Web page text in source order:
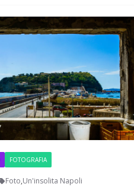
FOTOGRAFIA
Foto,Un'insolita Napoli